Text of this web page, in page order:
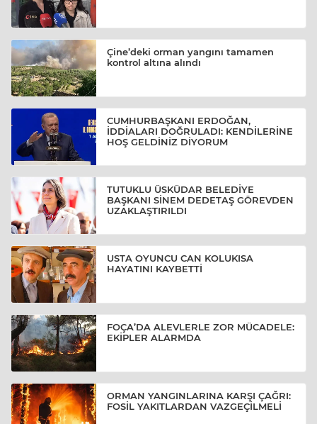
Çine’deki orman yangını tamamen
kontrol altına alındı
CUMHURBAŞKANI ERDOĞAN,
İDDİALARI DOĞRULADI: KENDİLERİNE
HOŞ GELDİNİZ DİYORUM
TUTUKLU ÜSKÜDAR BELEDİYE
BAŞKANI SİNEM DEDETAŞ GÖREVDEN
UZAKLAŞTIRILDI
USTA OYUNCU CAN KOLUKISA
HAYATINI KAYBETTİ
FOÇA’DA ALEVLERLE ZOR MÜCADELE:
EKİPLER ALARMDA
ORMAN YANGINLARINA KARŞI ÇAĞRI:
FOSİL YAKITLARDAN VAZGEÇİLMELİ